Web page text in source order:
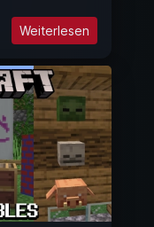
Weiterlesen